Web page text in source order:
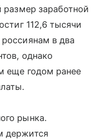
размер заработной
112,6 тысячи
в два
однако
еще годом ранее
рынка.
держится